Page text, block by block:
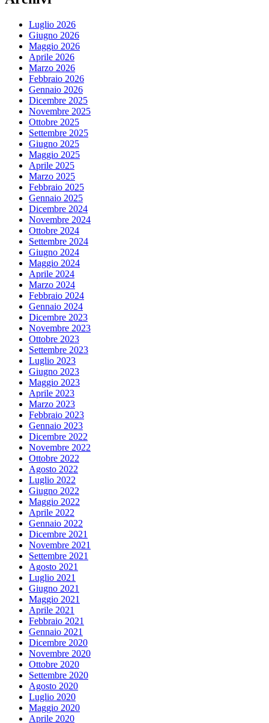
Luglio 2026
Giugno 2026
Maggio 2026
Aprile 2026
Marzo 2026
Febbraio 2026
Gennaio 2026
Dicembre 2025
Novembre 2025
Ottobre 2025
Settembre 2025
Giugno 2025
Maggio 2025
Aprile 2025
Marzo 2025
Febbraio 2025
Gennaio 2025
Dicembre 2024
Novembre 2024
Ottobre 2024
Settembre 2024
Giugno 2024
Maggio 2024
Aprile 2024
Marzo 2024
Febbraio 2024
Gennaio 2024
Dicembre 2023
Novembre 2023
Ottobre 2023
Settembre 2023
Luglio 2023
Giugno 2023
Maggio 2023
Aprile 2023
Marzo 2023
Febbraio 2023
Gennaio 2023
Dicembre 2022
Novembre 2022
Ottobre 2022
Agosto 2022
Luglio 2022
Giugno 2022
Maggio 2022
Aprile 2022
Gennaio 2022
Dicembre 2021
Novembre 2021
Settembre 2021
Agosto 2021
Luglio 2021
Giugno 2021
Maggio 2021
Aprile 2021
Febbraio 2021
Gennaio 2021
Dicembre 2020
Novembre 2020
Ottobre 2020
Settembre 2020
Agosto 2020
Luglio 2020
Maggio 2020
Aprile 2020